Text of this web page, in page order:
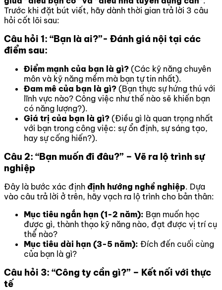
Trước khi đặt bút viết, hãy dành thời gian trả lời 3 câu
hỏi cốt lõi sau:
Câu hỏi 1: “Bạn là ai?”- Đánh giá nội tại các
điểm sau:
Điểm mạnh của bạn là gì? (Các kỹ năng chuyên
môn và kỹ năng mềm mà bạn tự tin nhất).
Đam mê của bạn là gì? (Bạn thực sự hứng thú với
lĩnh vực nào? Công việc như thế nào sẽ khiến bạn
có năng lượng?).
Giá trị của bạn là gì? (Điều gì là quan trọng nhất
với bạn trong công việc: sự ổn định, sự sáng tạo,
hay sự cống hiến?).
Câu 2: “Bạn muốn đi đâu?” – Vẽ ra lộ trình sự
nghiệp
Đây là bước xác định định hướng nghề nghiệp. Dựa
vào câu trả lời ở trên, hãy vạch ra lộ trình cho bản thân:
Mục tiêu ngắn hạn (1-2 năm): Bạn muốn học
được gì, thành thạo kỹ năng nào, đạt được vị trí cụ
thể nào?
Mục tiêu dài hạn (3-5 năm): Đích đến cuối cùng
của bạn là gì?
Câu hỏi 3: “Công ty cần gì?” – Kết nối với thực
tế